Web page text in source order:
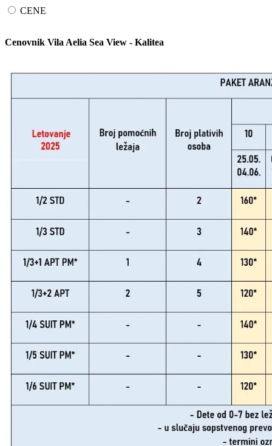
CENE
Cenovnik Vila Aelia Sea View - Kalitea